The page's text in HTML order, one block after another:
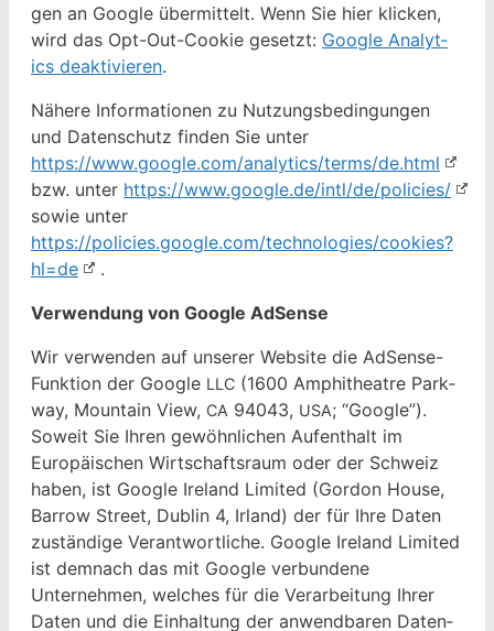
gen an Google über­mit­telt. Wenn Sie hier klick­en,
wird das Opt-Out-Cook­ie geset­zt: Google Ana­lyt­
ics deak­tivieren.
Nähere Infor­ma­tio­nen zu Nutzungs­be­din­gun­gen
und Daten­schutz find­en Sie unter
https://www.google.com/analytics/terms/de.html
bzw. unter https://www.google.de/intl/de/policies/
sowie unter
https://policies.google.com/technologies/cookies?
hl=de
.
Ver­wen­dung von Google AdSense
Wir ver­wen­den auf unser­er Web­site die AdSense-
Funk­tion der Google LLC (1600 Amphithe­atre Park­
way, Moun­tain View, CA 94043, USA; “Google”).
Soweit Sie Ihren gewöhn­lichen Aufen­thalt im
Europäis­chen Wirtschaft­sraum oder der Schweiz
haben, ist Google Ire­land Lim­it­ed (Gor­don House,
Bar­row Street, Dublin 4, Irland) der für Ihre Dat­en
zuständi­ge Ver­ant­wortliche. Google Ire­land Lim­it­ed
ist dem­nach das mit Google ver­bun­dene
Unternehmen, welch­es für die Ver­ar­beitung Ihrer
Dat­en und die Ein­hal­tung der anwend­baren Daten­